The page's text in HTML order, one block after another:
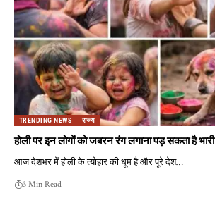
TRENDING NEWS राज्य
होली पर इन लोगों को जबरन रंग लगाना पड़ सकता है भारी
आज देशभर में होली के त्योहार की धूम है और पूरे देश…
3 Min Read